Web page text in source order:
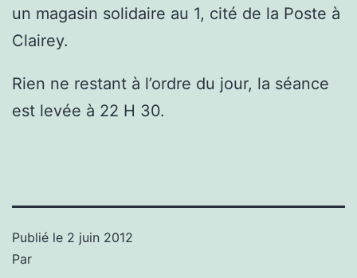
un magasin solidaire au 1, cité de la Poste à
Clairey.
Rien ne restant à l’ordre du jour, la séance
est levée à 22 H 30.
Publié le 2 juin 2012
Par